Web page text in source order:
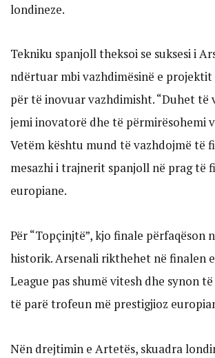
londineze.
Tekniku spanjoll theksoi se suksesi i
ndërtuar mbi vazhdimësinë e projektit
për të inovuar vazhdimisht. “Duhet të
jemi inovatorë dhe të përmirësohemi
Vetëm kështu mund të vazhdojmë të
mesazhi i trajnerit spanjoll në prag të
europiane.
Për “Topçinjtë”, kjo finale përfaqëson
historik. Arsenali rikthehet në finalen
League pas shumë vitesh dhe synon
të parë trofeun më prestigjioz
Nën drejtimin e Artetës, skuadra